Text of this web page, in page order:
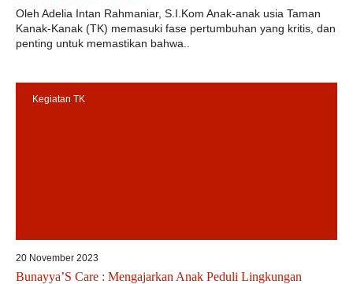
Oleh Adelia Intan Rahmaniar, S.I.Kom Anak-anak usia Taman
Kanak-Kanak (TK) memasuki fase pertumbuhan yang kritis, dan
penting untuk memastikan bahwa..
Kegiatan TK
20 November 2023
Bunayya’S Care : Mengajarkan Anak Peduli Lingkungan